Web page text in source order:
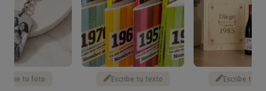
Sube tu foto Escribe tu texto Escribe tu